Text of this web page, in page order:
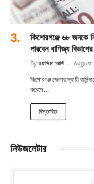
কিশোরগঞ্জে ৬৮ জনকে
পারবেন বাণিজ্য বিভাগের
By ওয়াসিমা আর্শি August
কিশোরগঞ্জ জেলার স্থায়ী
করেছে…
বিস্তারিত
নিউজলেটার